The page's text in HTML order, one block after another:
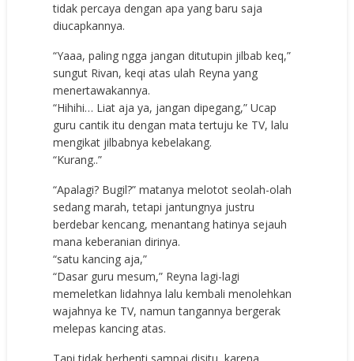
tidak percaya dengan apa yang baru saja
diucapkannya.
“Yaaa, paling ngga jangan ditutupin jilbab keq,”
sungut Rivan, keqi atas ulah Reyna yang
menertawakannya.
“Hihihi… Liat aja ya, jangan dipegang,” Ucap
guru cantik itu dengan mata tertuju ke TV, lalu
mengikat jilbabnya kebelakang.
“Kurang..”
“Apalagi? Bugil?” matanya melotot seolah-olah
sedang marah, tetapi jantungnya justru
berdebar kencang, menantang hatinya sejauh
mana keberanian dirinya.
“satu kancing aja,”
“Dasar guru mesum,” Reyna lagi-lagi
memeletkan lidahnya lalu kembali menolehkan
wajahnya ke TV, namun tangannya bergerak
melepas kancing atas.